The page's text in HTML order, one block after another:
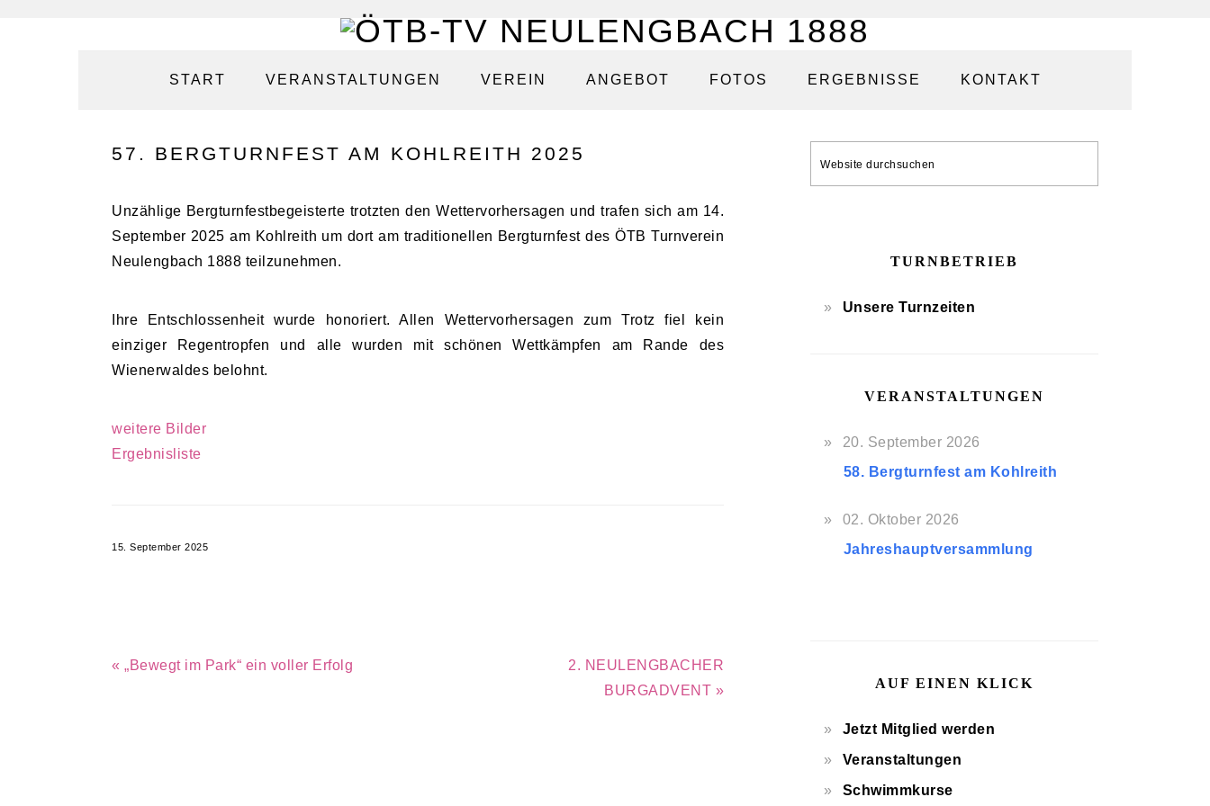
START VERANSTALTUNGEN VEREIN ANGEBOT FOTOS ERGEBNISSE KONTAKT
57. BERGTURNFEST AM KOHLREITH 2025
Unzählige Bergturnfestbegeisterte trotzten den Wettervorhersagen und trafen sich am 14.
September 2025 am Kohlreith um dort am traditionellen Bergturnfest des ÖTB Turnverein
Neulengbach 1888 teilzunehmen.
Ihre Entschlossenheit wurde honoriert. Allen Wettervorhersagen zum Trotz fiel kein
einziger Regentropfen und alle wurden mit schönen Wettkämpfen am Rande des
Wienerwaldes belohnt.
weitere Bilder
Ergebnisliste
15. September 2025
Vorheriger
« „Bewegt im Park“ ein voller Erfolg
Nächster
Beitrag:
2. NEULENGBACHER
BURGADVENT »
Website
durchsuchen
TURNBETRIEB
Unsere Turnzeiten
VERANSTALTUNGEN
20. September 2026
58. Bergturnfest am Kohlreith
02. Oktober 2026
Jahreshauptversammlung
AUF EINEN KLICK
Jetzt Mitglied werden
Veranstaltungen
Schwimmkurse